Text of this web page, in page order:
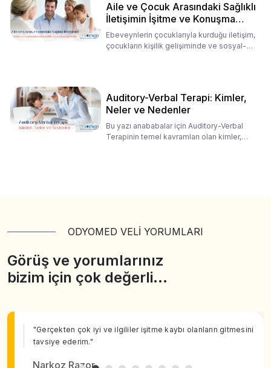
Aile ve Çocuk Arasındaki Sağlıklı
İletişimin İşitme ve Konuşma
Rehabilitasyonundaki Rolü
Ebeveynlerin çocuklarıyla kurduğu iletişim,
çocukların kişilik gelişiminde ve sosyal-
Auditory-Verbal Terapi: Kimler,
Neler ve Nedenler
Bu yazı anababalar için Auditory-Verbal
Terapinin temel kavramları olan kimler,
ODYOMED VELİ YORUMLARI
Görüş ve yorumlarınız
bizim için çok değerli…
"Gerçekten çok iyi ve ilgililer işitme kaybı olanların gitmesini
tavsiye ederim."
Narkoz Razor